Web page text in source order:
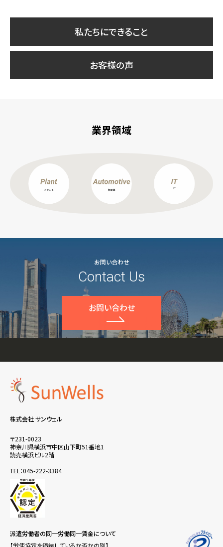
私たちにできること
お客様の声
業界領域
お問い合わせ
Contact Us
お問い合わせ
株式会社 サンウェル
〒231-0023
神奈川県横浜市中区山下町51番地1
読売横浜ビル2階
TEL：045-222-3384
派遣労働者の同一労働同一賃金について